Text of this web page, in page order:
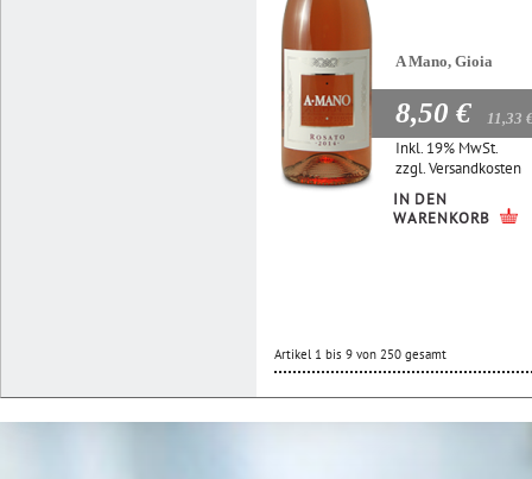
A Mano, Gioia
8,50 € 11,33
Inkl. 19% MwSt.
zzgl.Versandkosten
IN DEN
WARENKORB
Artikel 1 bis 9 von 250 gesamt